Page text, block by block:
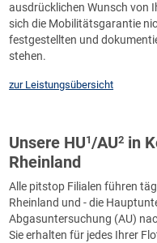
ausdrücklichen Wunsch von
sich die Mobilitätsgarantie
festgestellten und
stehen.
zur Leistungsübersicht
Unsere HU1/AU2 in
Rheinland
Alle pitstop Filialen führen
Rheinland und - die
Abgasuntersuchung (AU)
Sie erhalten für jedes Ihrer